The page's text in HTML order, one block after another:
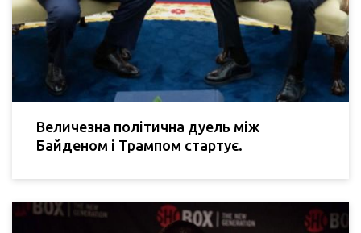
Величезна політична дуель між
Байденом і Трампом стартує.